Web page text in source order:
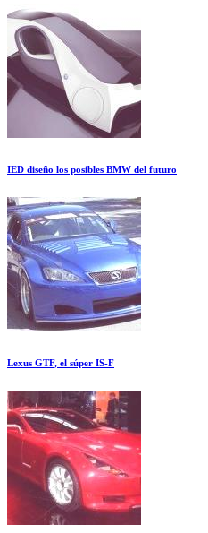
IED diseño los posibles BMW del futuro
Lexus GTF, el súper IS-F